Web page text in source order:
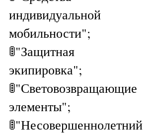
индивидуальной
мобильности";
🚦"Защитная
экипировка";
🚦"Световозвращающие
элементы";
🚦"Несовершеннолетний